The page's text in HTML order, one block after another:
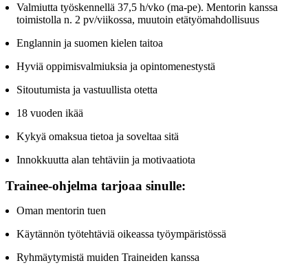
Valmiutta työskennellä 37,5 h/vko (ma-pe). Mentorin kanssa
toimistolla n. 2 pv/viikossa, muutoin etätyömahdollisuus
Englannin ja suomen kielen taitoa
Hyviä oppimisvalmiuksia ja opintomenestystä
Sitoutumista ja vastuullista otetta
18 vuoden ikää
Kykyä omaksua tietoa ja soveltaa sitä
Innokkuutta alan tehtäviin ja motivaatiota
Trainee-ohjelma tarjoaa sinulle:
Oman mentorin tuen
Käytännön työtehtäviä oikeassa työympäristössä
Ryhmäytymistä muiden Traineiden kanssa